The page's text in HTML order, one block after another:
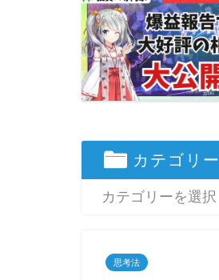
カテゴリー
思考法